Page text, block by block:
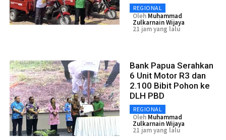
REGIONAL
Oleh Muhammad
Zulkarnain Wijaya
21 jam yang lalu
Bank Papua Serahkan
6 Unit Motor R3 dan
2.100 Bibit Pohon ke
DLH PBD
REGIONAL
Oleh Muhammad
Zulkarnain Wijaya
21 jam yang lalu